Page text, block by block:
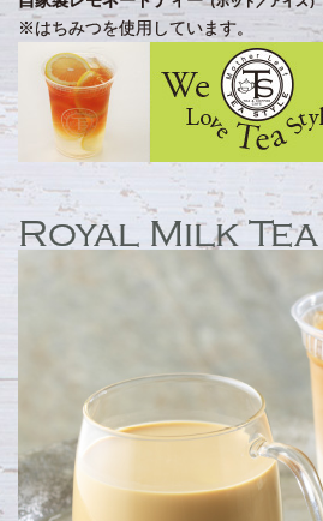
※はちみつを使用しています。
Royal Milk Tea